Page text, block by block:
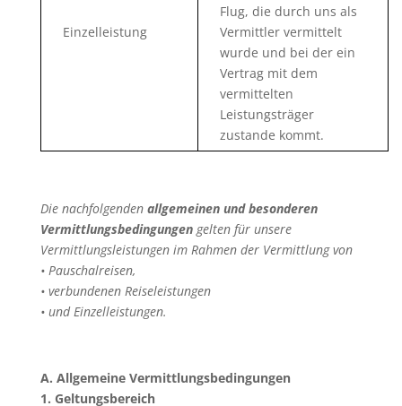
Einzelleistung
Flug, die durch uns als
Vermittler vermittelt
wurde und bei der ein
Vertrag mit dem
vermittelten
Leistungsträger
zustande kommt.
Die nachfolgenden allgemeinen und besonderen
Vermittlungsbedingungengelten für unsere
Vermittlungsleistungen im Rahmen der Vermittlung von
• Pauschalreisen,
• verbundenen Reiseleistungen
• und Einzelleistungen.
A. Allgemeine Vermittlungsbedingungen
1. Geltungsbereich